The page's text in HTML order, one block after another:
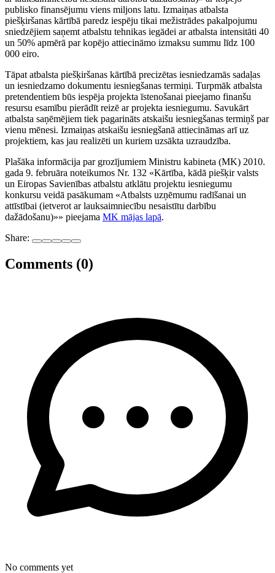
publisko finansējumu viens miljons latu. Izmaiņas atbalsta
piešķiršanas kārtībā paredz iespēju tikai mežistrādes pakalpojumu
sniedzējiem saņemt atbalstu tehnikas iegādei ar atbalsta intensitāti 40
un 50% apmērā par kopējo attiecināmo izmaksu summu līdz 100
000 eiro.
Tāpat atbalsta piešķiršanas kārtībā precizētas iesniedzamās sadaļas
un iesniedzamo dokumentu iesniegšanas termiņi. Turpmāk atbalsta
pretendentiem būs iespēja projekta īstenošanai pieejamo finanšu
resursu esamību pierādīt reizē ar projekta iesniegumu. Savukārt
atbalsta saņēmējiem tiek pagarināts atskaišu iesniegšanas termiņš par
vienu mēnesi. Izmaiņas atskaišu iesniegšanā attiecināmas arī uz
projektiem, kas jau realizēti un kuriem uzsākta uzraudzība.
Plašāka informācija par grozījumiem Ministru kabineta (MK) 2010.
gada 9. februāra noteikumos Nr. 132 «Kārtība, kādā piešķir valsts
un Eiropas Savienības atbalstu atklātu projektu iesniegumu
konkursu veidā pasākumam «Atbalsts uzņēmumu radīšanai un
attīstībai (ietverot ar lauksaimniecību nesaistītu darbību
dažādošanu)»» pieejama MK mājas lapā.
Share:
Comments (0)
No comments yet